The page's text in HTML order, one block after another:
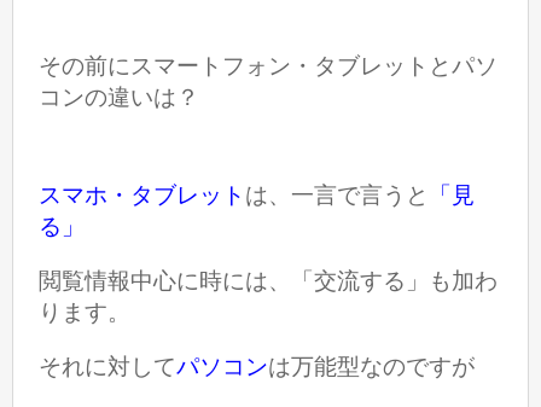
その前にスマートフォン・タブレットとパソ
コンの違いは？
スマホ・タブレット は、一言で言うと
「見
る」
閲覧情報中心に時には、「交流する」も加わ
ります。
それに対してパソコンは万能型なのですが